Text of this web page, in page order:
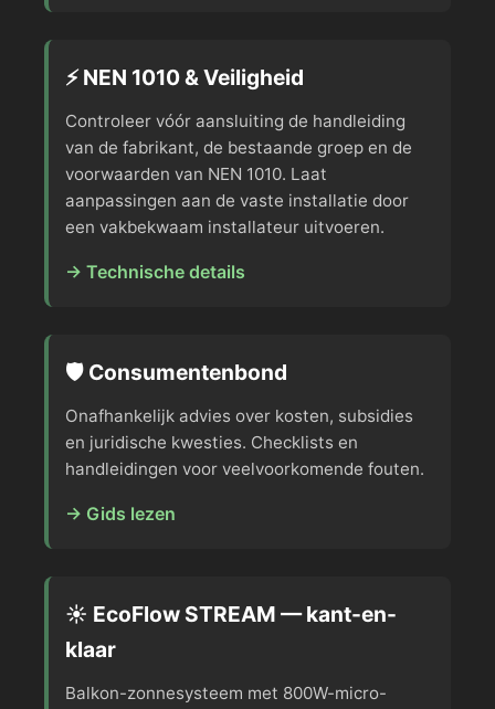
⚡ NEN 1010 & Veiligheid
Controleer vóór aansluiting de handleiding
van de fabrikant, de bestaande groep en de
voorwaarden van NEN 1010. Laat
aanpassingen aan de vaste installatie door
een vakbekwaam installateur uitvoeren.
→ Technische details
🛡️ Consumentenbond
Onafhankelijk advies over kosten, subsidies
en juridische kwesties. Checklists en
handleidingen voor veelvoorkomende fouten.
→ Gids lezen
☀️ EcoFlow STREAM — kant-en-
klaar
Balkon-zonnesysteem met 800W-micro-